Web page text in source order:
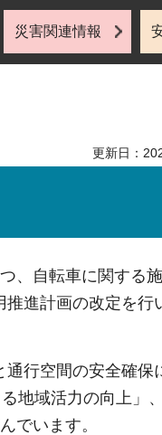
災害関連情報
更新日：
、自転車に関する
進計画の改定を行
行空間の安全確保
地域活力の向上」
でいます。